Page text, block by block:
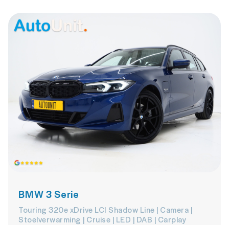
BMW 3 Serie
Touring 320e xDrive LCI Shadow Line | Camera |
Stoelverwarming | Cruise | LED | DAB | Carplay